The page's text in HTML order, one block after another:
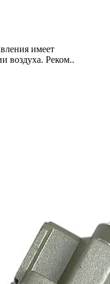
имеет
воздуха. Реком..